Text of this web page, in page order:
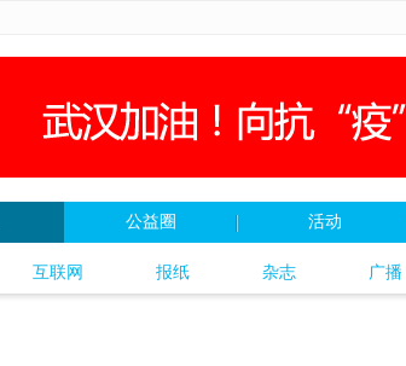
公益圈 活动
互联网 报纸 杂志 广播